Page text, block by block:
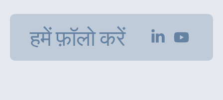
हमें फ़ॉलो करें